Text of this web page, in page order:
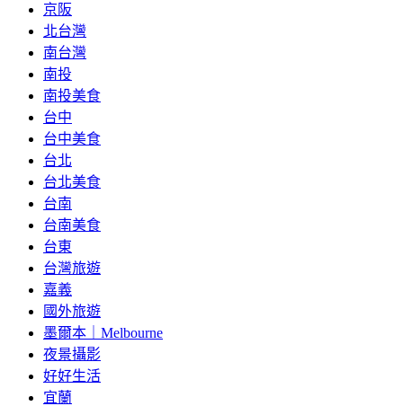
京阪
北台灣
南台灣
南投
南投美食
台中
台中美食
台北
台北美食
台南
台南美食
台東
台灣旅遊
嘉義
國外旅遊
墨爾本｜Melbourne
夜景攝影
好好生活
宜蘭